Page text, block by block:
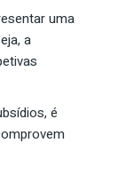
uma
a
é